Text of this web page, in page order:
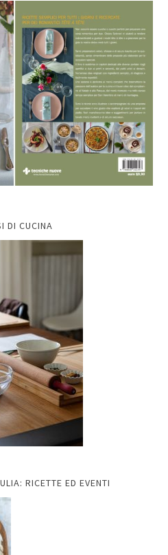
DI CUCINA
RICETTE ED EVENTI